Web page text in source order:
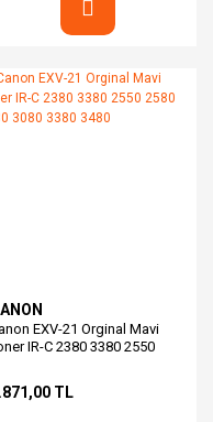
EXV-21 Orginal Mavi
IR-C 2380 3380 2550
TL